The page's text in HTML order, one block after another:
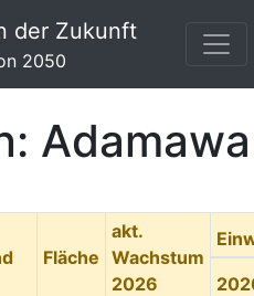
der Zukunft
2050
Adamawa
Fläche
akt.
Wachstum
2026